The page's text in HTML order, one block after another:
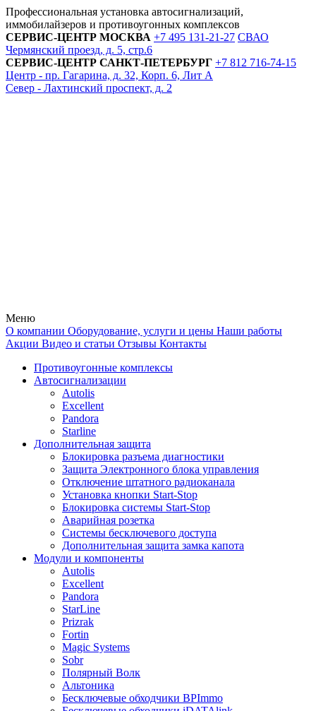
Профессиональная установка автосигнализаций,
иммобилайзеров и противоугонных комплексов
СЕРВИС-ЦЕНТР МОСКВА +7 495 131-21-27 СВАО
Чермянский проезд, д. 5, стр.6
СЕРВИС-ЦЕНТР САНКТ-ПЕТЕРБУРГ +7 812 716-74-15
Центр - пр. Гагарина, д. 32, Корп. 6, Лит А
Север - Лахтинский проспект, д. 2
Меню
О компании Оборудование, услуги и цены Наши работы
Акции Видео и статьи Отзывы Контакты
Противоугонные комплексы
Автосигнализации
Autolis
Excellent
Pandora
Starline
Дополнительная защита
Блокировка разъема диагностики
Защита Электронного блока управления
Отключение штатного радиоканала
Установка кнопки Start-Stop
Блокировка системы Start-Stop
Аварийная розетка
Системы бесключевого доступа
Дополнительная защита замка капота
Модули и компоненты
Autolis
Excellent
Pandora
StarLine
Prizrak
Fortin
Magic Systems
Sobr
Полярный Волк
Альтоника
Бесключевые обходчики BPImmo